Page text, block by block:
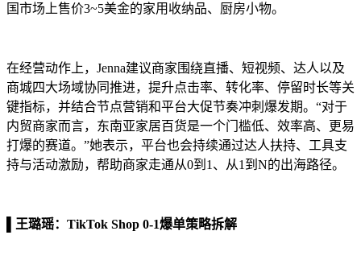
国市场上售价3~5美金的家用收纳品、厨房小物。
在经营动作上，Jenna建议商家围绕直播、短视频、达人以及
商城四大场域协同推进，提升点击率、转化率、停留时长等关
键指标，并结合节点营销和平台大促节奏冲刺爆发期。“对于
内贸商家而言，东南亚家居百货是一个门槛低、效率高、更易
打爆的赛道。”她表示，平台也会持续通过达人扶持、工具支
持与活动激励，帮助商家走通从0到1、从1到N的出海路径。
王璐瑶： TikTok Shop 0-1爆单策略拆解